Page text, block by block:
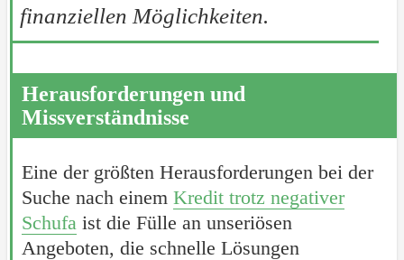
finanziellen Möglichkeiten.
Herausforderungen und
Missverständnisse
Eine der größten Herausforderungen bei der
Suche nach einem Kredit trotz negativer
Schufa ist die Fülle an unseriösen
Angeboten, die schnelle Lösungen